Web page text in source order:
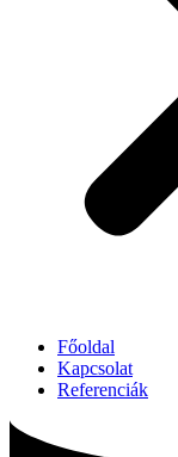
Főoldal
Kapcsolat
Referenciák